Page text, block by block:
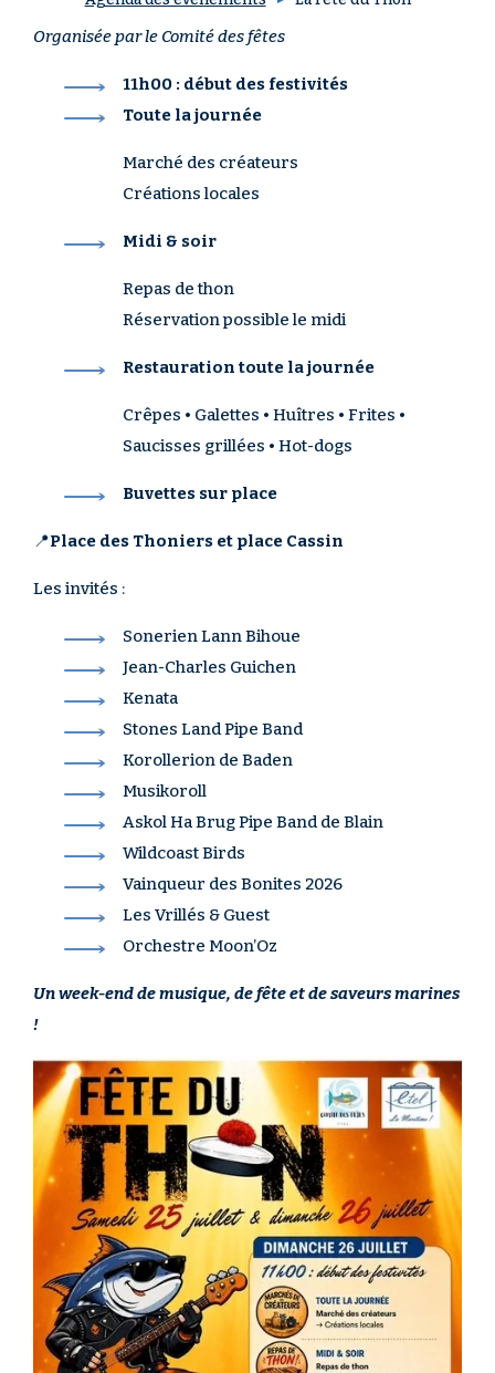
Organisée par le Comité des fêtes
11h00 : début des festivités
Toute la journée
Marché des créateurs
Créations locales
Midi & soir
Repas de thon
Réservation possible le midi
Restauration toute la journée
Crêpes • Galettes • Huîtres • Frites •
Saucisses grillées • Hot-dogs
Buvettes sur place
📍Place des Thoniers et place Cassin
Les invités :
Sonerien Lann Bihoue
Jean-Charles Guichen
Kenata
Stones Land Pipe Band
Korollerion de Baden
Musikoroll
Askol Ha Brug Pipe Band de Blain
Wildcoast Birds
Vainqueur des Bonites 2026
Les Vrillés & Guest
Orchestre Moon’Oz
Un week-end de musique, de fête et de saveurs marines
!